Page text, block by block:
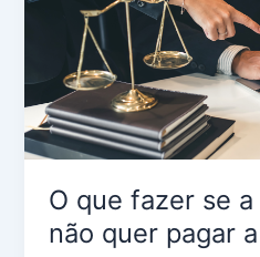
O que fazer se
não quer pagar